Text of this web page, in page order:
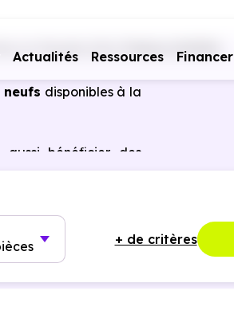
Actualités Ressources Financer
et-Moselle (54) Thélod (54330)
neufs disponibles à la
aussi bénéficier des
+ de critères